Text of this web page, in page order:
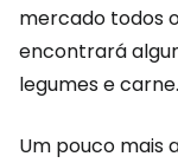
mercado todos
encontrará
legumes e carne.
Um pouco mais